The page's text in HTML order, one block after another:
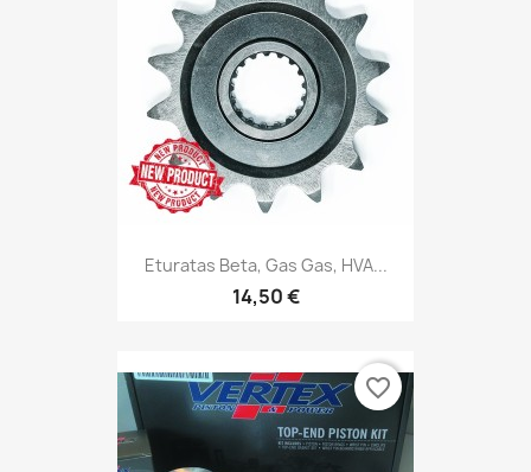
Eturatas Beta, Gas Gas, HVA...
14,50 €
favorite_border